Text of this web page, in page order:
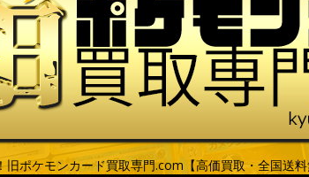
ポケモンカード買取専門.com【高価買取・全国送